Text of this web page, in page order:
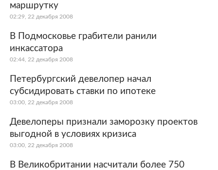
Забота о себе
маршрутку
02:29, 22 декабря 2008
В Подмосковье грабители ранили
инкассатора
02:44, 22 декабря 2008
Петербургский девелопер начал
субсидировать ставки по ипотеке
03:00, 22 декабря 2008
Девелоперы признали заморозку проектов
выгодной в условиях кризиса
03:00, 22 декабря 2008
В Великобритании насчитали более 750